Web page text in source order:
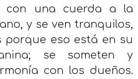
con una cuerda a la
y se ven tranquilos,
porque eso está en su
se someten y
con los dueños.